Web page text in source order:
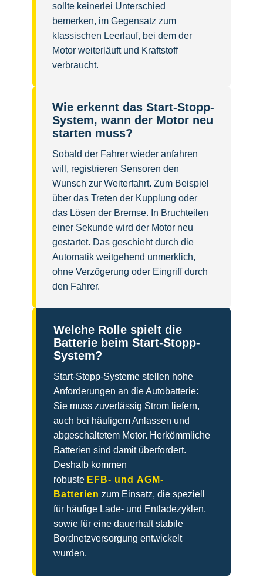
sollte keinerlei Unterschied
bemerken, im Gegensatz zum
klassischen Leerlauf, bei dem der
Motor weiterläuft und Kraftstoff
verbraucht.
Wie erkennt das Start-Stopp-
System, wann der Motor neu
starten muss?
Sobald der Fahrer wieder anfahren
will, registrieren Sensoren den
Wunsch zur Weiterfahrt. Zum Beispiel
über das Treten der Kupplung oder
das Lösen der Bremse. In Bruchteilen
einer Sekunde wird der Motor neu
gestartet. Das geschieht durch die
Automatik weitgehend unmerklich,
ohne Verzögerung oder Eingriff durch
den Fahrer.
Welche Rolle spielt die
Batterie beim Start-Stopp-
System?
Start-Stopp-Systeme stellen hohe
Anforderungen an die Autobatterie:
Sie muss zuverlässig Strom liefern,
auch bei häufigem Anlassen und
abgeschaltetem Motor. Herkömmliche
Batterien sind damit überfordert.
Deshalb kommen
robuste EFB- und AGM-
Batterien zum Einsatz, die speziell
für häufige Lade- und Entladezyklen,
sowie für eine dauerhaft stabile
Bordnetzversorgung entwickelt
wurden.